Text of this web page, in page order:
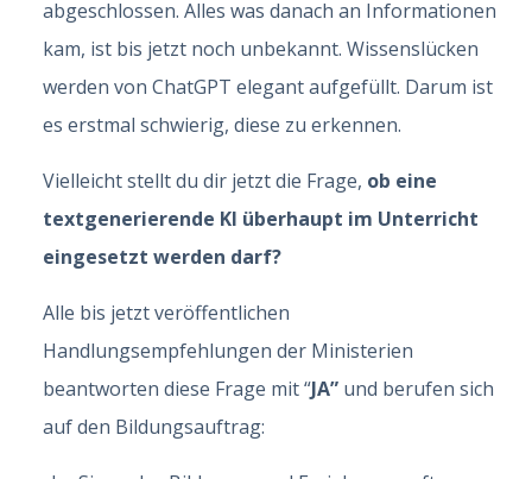
abgeschlossen. Alles was danach an Informationen
kam, ist bis jetzt noch unbekannt. Wissenslücken
werden von ChatGPT elegant aufgefüllt. Darum ist
es erstmal schwierig, diese zu erkennen.
Vielleicht stellt du dir jetzt die Frage, ob eine
textgenerierende KI überhaupt im Unterricht
eingesetzt werden darf?
Alle bis jetzt veröffentlichen
Handlungsempfehlungen der Ministerien
beantworten diese Frage mit “JA”und berufen sich
auf den Bildungsauftrag: